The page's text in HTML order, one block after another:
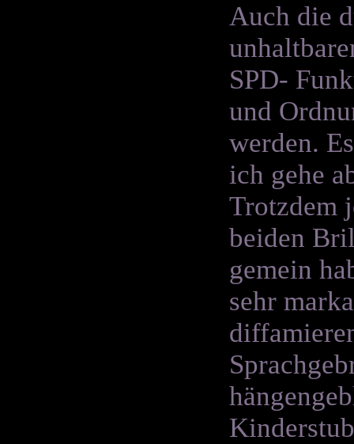
Auch die
SPD-
und
werden.
ich gehe
Trotzdem
beiden
gemein
sehr